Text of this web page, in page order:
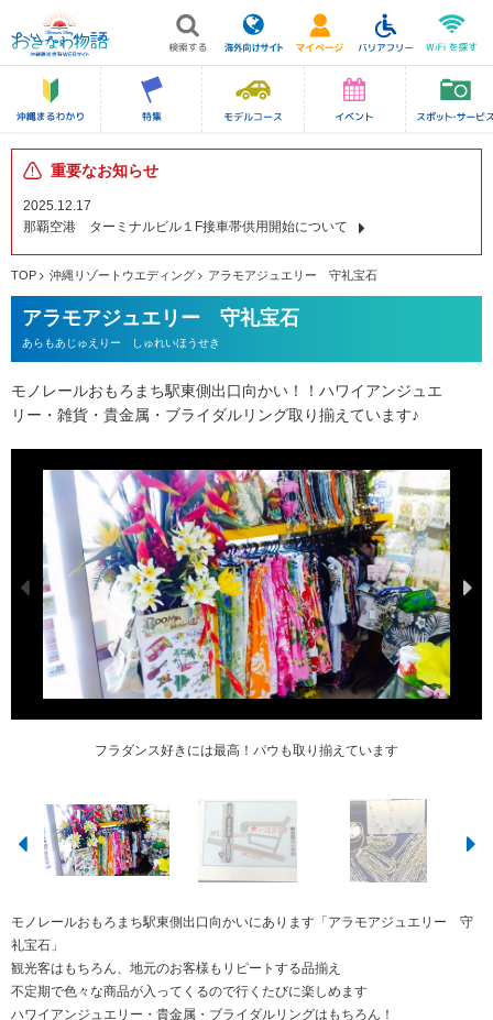
重要なお知らせ
2025.12.17
那覇空港 ターミナルビル１F接車帯供用開始について
TOP 沖縄リゾートウエディング アラモアジュエリー 守礼宝石
アラモアジュエリー 守礼宝石
あらもあじゅえりー しゅれいほうせき
モノレールおもろまち駅東側出口向かい！！ハワイアンジュエ
リー・雑貨・貴金属・ブライダルリング取り揃えています♪
フラダンス好きには最高！パウも取り揃えています
駐車場有り！お車の方はこちらをご覧ください
貴金属・ブライダルリング・パール商品扱っています
ハワイアンブライダルリング♡品数揃ってます
ハワイアンブライダルリング！大人気！！
可愛くプレゼント包装も致します♪お気軽にお申し付けください
これからの季節！足元にいかがですか？
ハワイアンジュエリー・雑貨・ブライダルリング取り揃えています♪モノレール
店内は雑貨・衣類・ジュエリー色々揃っていてずっと見ていたくなりますよ♪
ネックレスは７００円～プレゼントにも喜ばれます♪
モノレールおもろまち駅東側出口向かいにあります「アラモアジュエリー 守
礼宝石」
観光客はもちろん、地元のお客様もリピートする品揃え
不定期で色々な商品が入ってくるので行くたびに楽しめます
ハワイアンジュエリー・貴金属・ブライダルリングはもちろん！